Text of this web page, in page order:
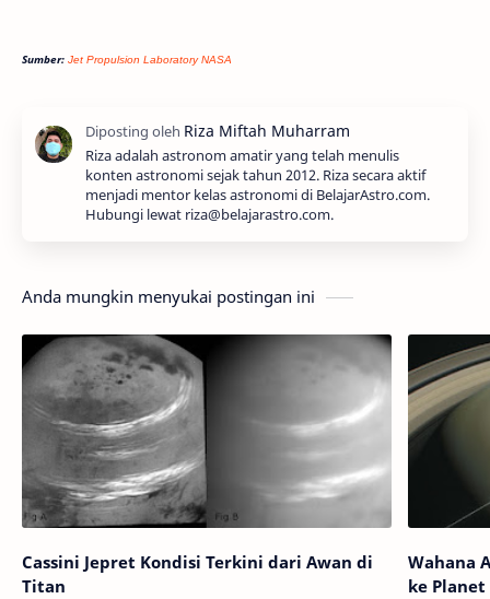
Sumber: Jet Propulsion Laboratory NASA
Riza adalah astronom amatir yang telah menulis
konten astronomi sejak tahun 2012. Riza secara aktif
menjadi mentor kelas astronomi di BelajarAstro.com.
Hubungi lewat riza@belajarastro.com.
Anda mungkin menyukai postingan ini
Cassini Jepret Kondisi Terkini dari Awan di
Titan
Wahana
ke